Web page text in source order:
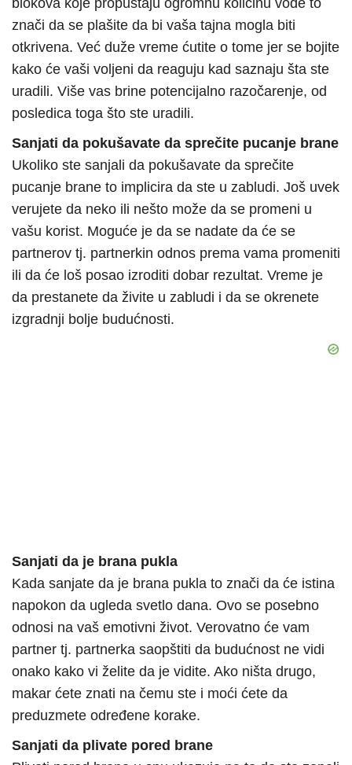
blokova koje propuštaju ogromnu količinu vode to
znači da se plašite da bi vaša tajna mogla biti
otkrivena. Već duže vreme ćutite o tome jer se bojite
kako će vaši voljeni da reaguju kad saznaju šta ste
uradili. Više vas brine potencijalno razočarenje, od
posledica toga što ste uradili.
Sanjati da pokušavate da sprečite pucanje brane
Ukoliko ste sanjali da pokušavate da sprečite
pucanje brane to implicira da ste u zabludi. Još uvek
verujete da neko ili nešto može da se promeni u
vašu korist. Moguće je da se nadate da će se
partnerov tj. partnerkin odnos prema vama promeniti
ili da će loš posao izroditi dobar rezultat. Vreme je
da prestanete da živite u zabludi i da se okrenete
izgradnji bolje budućnosti.
Sanjati da je brana pukla
Kada sanjate da je brana pukla to znači da će istina
napokon da ugleda svetlo dana. Ovo se posebno
odnosi na vaš emotivni život. Verovatno će vam
partner tj. partnerka saopštiti da budućnost ne vidi
onako kako vi želite da je vidite. Ako ništa drugo,
makar ćete znati na čemu ste i moći ćete da
preduzmete određene korake.
Sanjati da plivate pored brane